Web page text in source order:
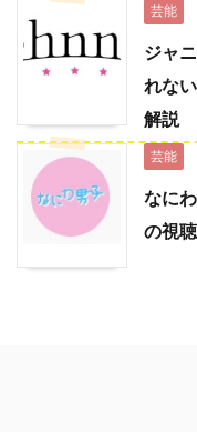
芸能
ジャ
れな
解説
芸能
なに
の視